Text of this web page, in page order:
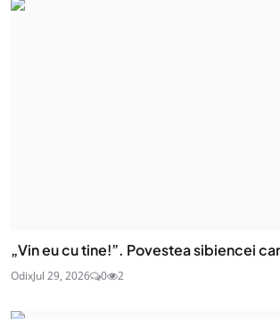
„Vin eu cu tine!”. Povestea sibiencei
OdixJul 29, 2026 0 2